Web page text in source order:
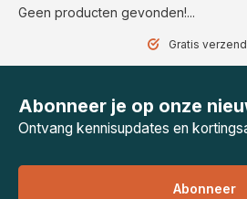
Geen producten gevonden!...
Gratis verzending
Abonneer je op onze
Ontvang kennisupdates en
Abonneer